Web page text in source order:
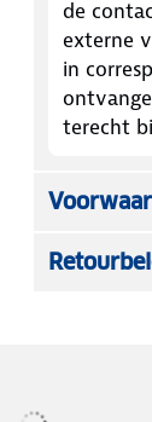
de
externe
in
terecht